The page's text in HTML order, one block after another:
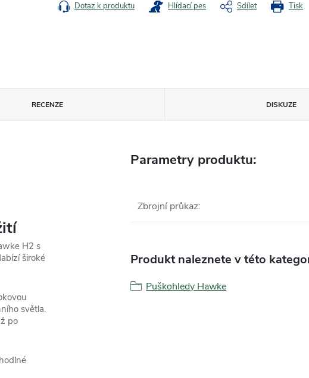
Tisk
Dotaz k produktu Hlídací pes Sdílet
RECENZE DISKUZE
H2 s
široké
světla.
po
Parametry produktu:
Zbrojní průkaz:
Produkt naleznete v této
Puškohledy Hawke